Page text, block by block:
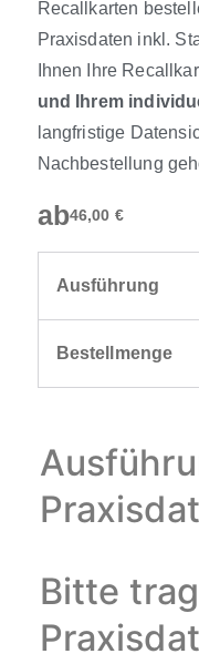
Recallkarten
Praxisdaten inkl.
Ihnen Ihre
und Ihrem
langfristige
Nachbestellung
ab46,00 €
Ausführung
Bestellmenge
Bitte